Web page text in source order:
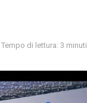
Tempo di lettura: 3 minuti